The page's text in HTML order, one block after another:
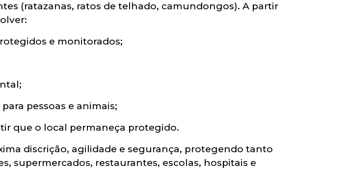
(ratazanas, ratos de telhado, camundongos). A partir
e monitorados;
pessoas e animais;
que o local permaneça protegido.
discrição, agilidade e segurança, protegendo tanto
supermercados, restaurantes, escolas, hospitais e